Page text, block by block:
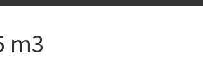
m3